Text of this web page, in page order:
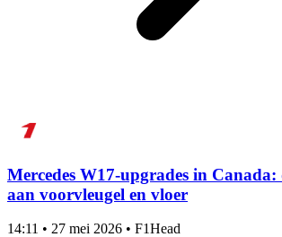
Mercedes W17-upgrades in
aan voorvleugel en vloer
14:11 • 27 mei 2026 • F1Head